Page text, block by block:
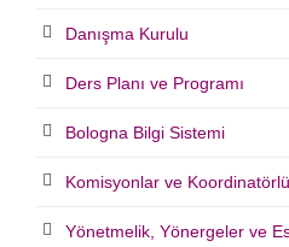
Danışma Kurulu
Ders Planı ve Programı
Bologna Bilgi Sistemi
Komisyonlar ve
Yönetmelik, Yönergeler ve